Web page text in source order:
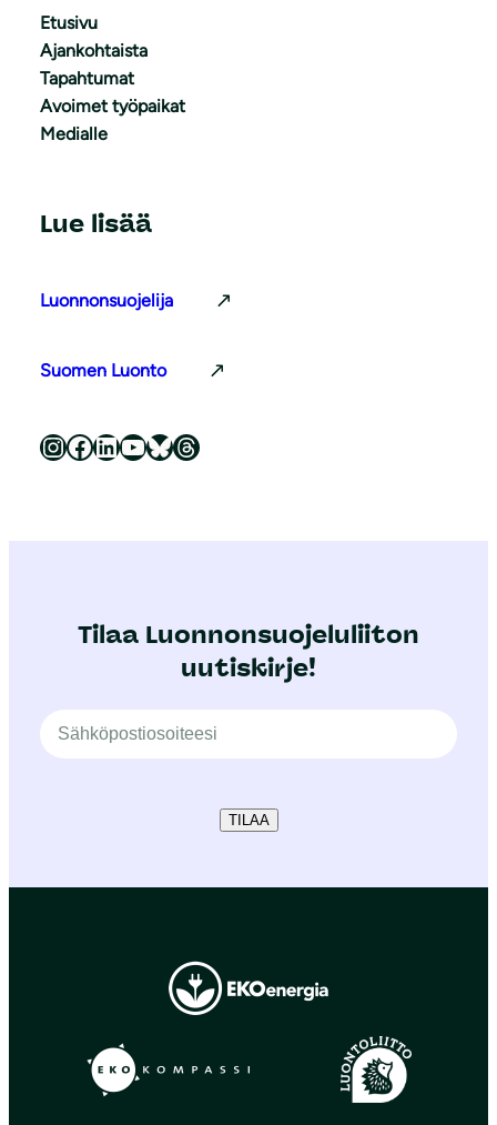
Etusivu
Ajankohtaista
Tapahtumat
Avoimet työpaikat
Medialle
Lue lisää
Luonnonsuojelija
Suomen Luonto
Luonnonsuojeluliitto Instagramissa Luonnonsuojeluliitto Facebookissa Luonnonsuojeluliitto LinkedInissä Luonnonsuojeluliiton YouTube-kanava Luonnonsuojeluliitto Blueskyssa Luonnonsuojeluliitto Threadsissa
Tilaa Luonnonsuojeluliiton
uutiskirje!
TILAA